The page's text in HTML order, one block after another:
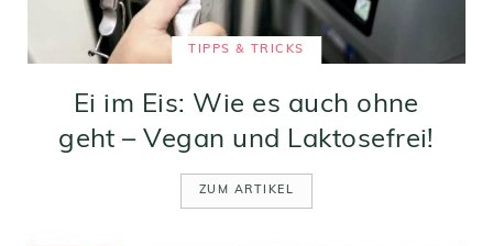
TIPPS & TRICKS
Ei im Eis: Wie es auch ohne
geht – Vegan und Laktosefrei!
ZUM ARTIKEL